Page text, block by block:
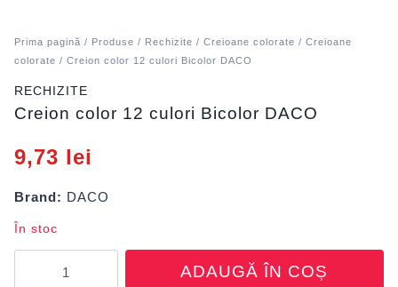
Prima pagină / Produse / Rechizite / Creioane colorate / Creioane
colorate / Creion color 12 culori Bicolor DACO
RECHIZITE
Creion color 12 culori Bicolor DACO
9,73 lei
Brand: DACO
În stoc
ADAUGĂ ÎN COȘ